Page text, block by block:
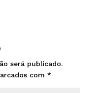
será publicado.
com *